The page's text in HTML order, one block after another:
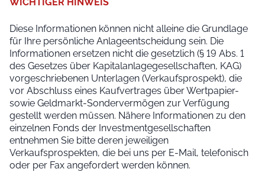
WICHTIGER HINWEIS
Diese Informationen können nicht alleine die Grundlage
für Ihre persönliche Anlageentscheidung sein. Die
Informationen ersetzen nicht die gesetzlich (§ 19 Abs. 1
des Gesetzes über Kapitalanlagegesellschaften, KAG)
vorgeschriebenen Unterlagen (Verkaufsprospekt), die
vor Abschluss eines Kaufvertrages über Wertpapier-
sowie Geldmarkt-Sondervermögen zur Verfügung
gestellt werden müssen. Nähere Informationen zu den
einzelnen Fonds der Investmentgesellschaften
entnehmen Sie bitte deren jeweiligen
Verkaufsprospekten, die bei uns per E-Mail, telefonisch
oder per Fax angefordert werden können.